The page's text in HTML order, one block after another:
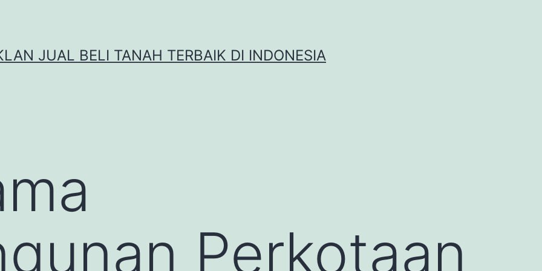
JUAL BELI TANAH TERBAIK DI INDONESIA
Perkotaan